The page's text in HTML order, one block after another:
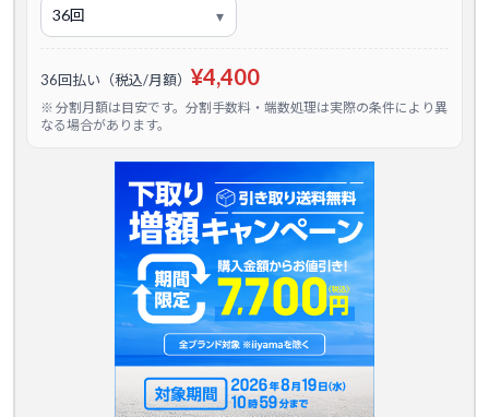
36回払い（税込/月額） ¥4,400
※ 分割月額は目安です。分割手数料・端数処理は実際の条件により異
なる場合があります。